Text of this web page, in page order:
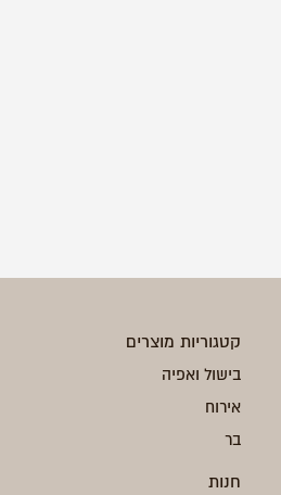
קטגוריות מוצרים
בישול ואפיה
אירוח
בר
חנות